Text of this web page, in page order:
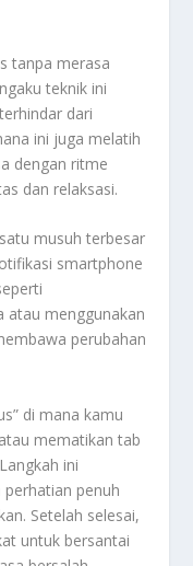
tanpa merasa
teknik ini
dari
ini juga melatih
dengan ritme
dan relaksasi.
musuh terbesar
smartphone
atau menggunakan
perubahan
di mana kamu
mematikan tab
ini
penuh
Setelah selesai,
untuk bersantai